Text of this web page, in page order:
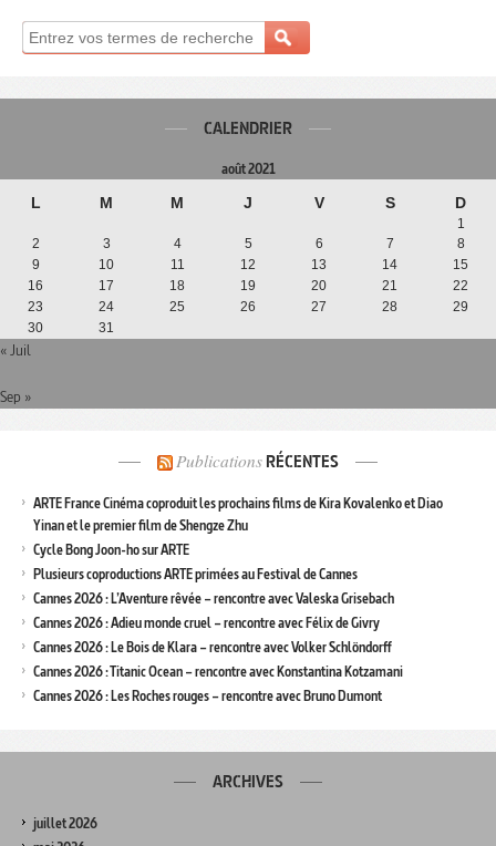
CALENDRIER
août 2021
L M M J V S D
1
2
3 4 5 6 7
8
9
10 11 12 13 14
15
16
17 18 19 20 21
22
23
24 25 26 27 28
29
30
31
« Juil
Sep »
Publications RÉCENTES
ARTE France Cinéma coproduit les prochains films de Kira Kovalenko et Diao
Yinan et le premier film de Shengze Zhu
Cycle Bong Joon-ho sur ARTE
Plusieurs coproductions ARTE primées au Festival de Cannes
Cannes 2026 : L’Aventure rêvée – rencontre avec Valeska Grisebach
Cannes 2026 : Adieu monde cruel – rencontre avec Félix de Givry
Cannes 2026 : Le Bois de Klara – rencontre avec Volker Schlöndorff
Cannes 2026 : Titanic Ocean – rencontre avec Konstantina Kotzamani
Cannes 2026 : Les Roches rouges – rencontre avec Bruno Dumont
ARCHIVES
juillet 2026